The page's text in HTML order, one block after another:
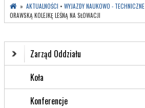
» AKTUALNOŚCI • WYJAZDY NAUKOWO - TECHNICZNE
ORAWSKĄ KOLEJKĘ LEŚNĄ NA SŁOWACJI
Zarząd Oddziału
Koła
Konferencje